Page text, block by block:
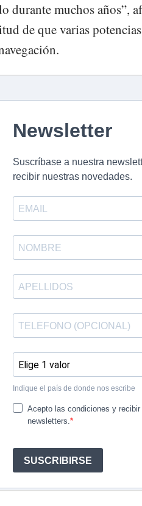
durante muchos años”,
de que varias